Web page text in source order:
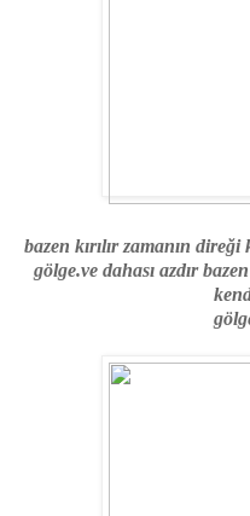
bazen kırılır zamanın
gölge.ve dahası azdır